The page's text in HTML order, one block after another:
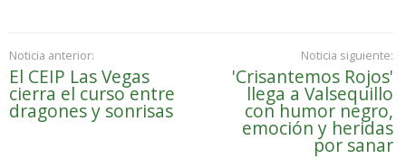
Noticia anterior:
El CEIP Las Vegas
cierra el curso entre
dragones y sonrisas
Noticia siguiente:
'Crisantemos Rojos'
llega a Valsequillo
con humor negro,
emoción y heridas
por sanar